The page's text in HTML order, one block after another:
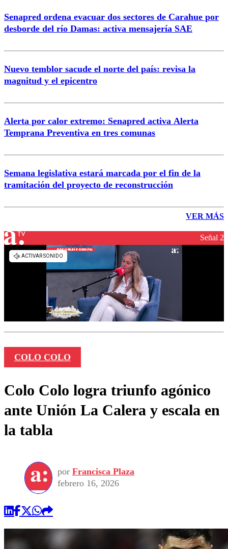
Senapred ordena evacuar dos sectores de Carahue por
desborde del río Damas: activa mensajería SAE
Nuevo temblor sacude el norte del país: revisa la
magnitud y el epicentro
Alerta por calor extremo: Senapred activa Alerta
Temprana Preventiva en tres comunas
Semana legislativa estará marcada por el fin de la
tramitación del proyecto de reconstrucción
VER MÁS
Señal 2
COLO COLO
Colo Colo logra triunfo agónico
ante Unión La Calera y escala en
la tabla
por Francisca Plaza
febrero 16, 2026